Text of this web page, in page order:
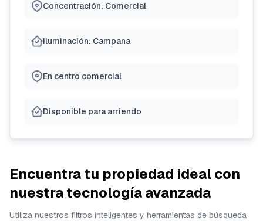
Concentración: Comercial
Iluminación: Campana
En centro comercial
Disponible para arriendo
Encuentra tu propiedad ideal con
nuestra tecnología avanzada
Utiliza nuestros filtros inteligentes y herramientas de búsqueda